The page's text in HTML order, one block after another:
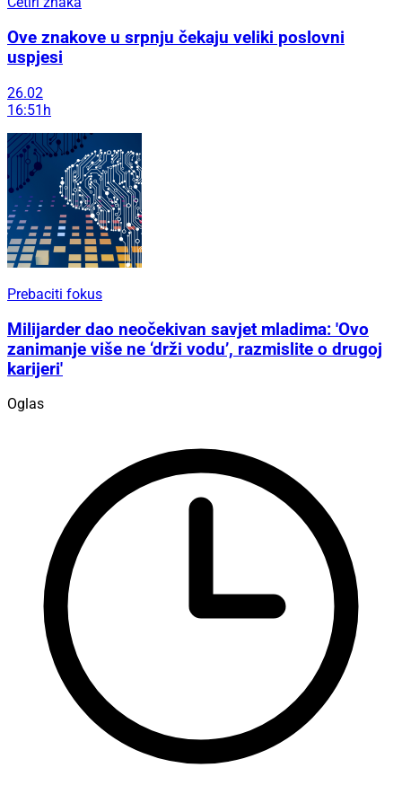
Ove znakove u srpnju čekaju veliki poslovni
uspjesi
26.02
16:51h
Prebaciti fokus
Milijarder dao neočekivan savjet mladima: 'Ovo
zanimanje više ne ‘drži vodu’, razmislite o drugoj
karijeri'
Oglas